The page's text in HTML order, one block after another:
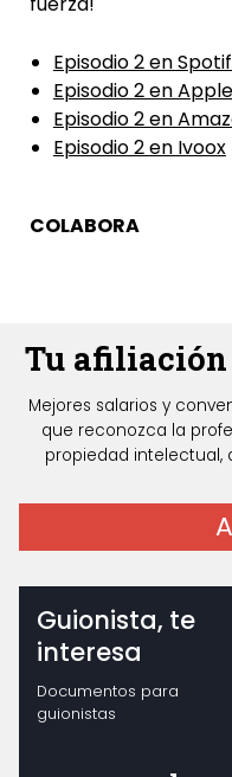
Episodio 2 en
Episodio 2 en
Episodio 2 en
Episodio 2 en Ivoox
COLABORA
Tu afiliación
Mejores salarios y
que reconozca la
propiedad intelectual,
Guionista, te
interesa
Documentos para
guionistas